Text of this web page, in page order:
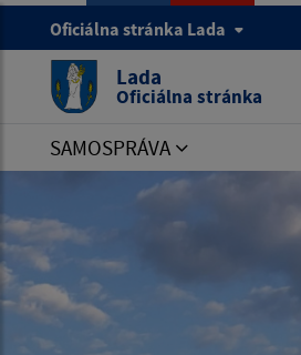
Oficiálna stránka Lada
Lada
Oficiálna stránka
SAMOSPRÁVA